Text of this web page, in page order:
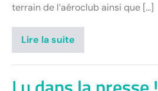
terrain de l’aéroclub ainsi que […]
Lire la suite